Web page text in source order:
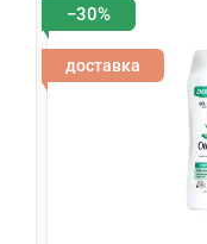
−30%
доставка